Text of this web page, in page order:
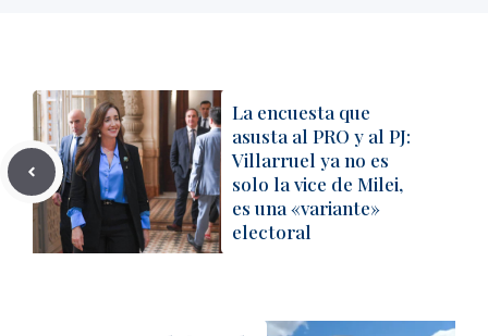
La encuesta que
asusta al PRO y al PJ:
Villarruel ya no es
solo la vice de Milei,
es una «variante»
electoral